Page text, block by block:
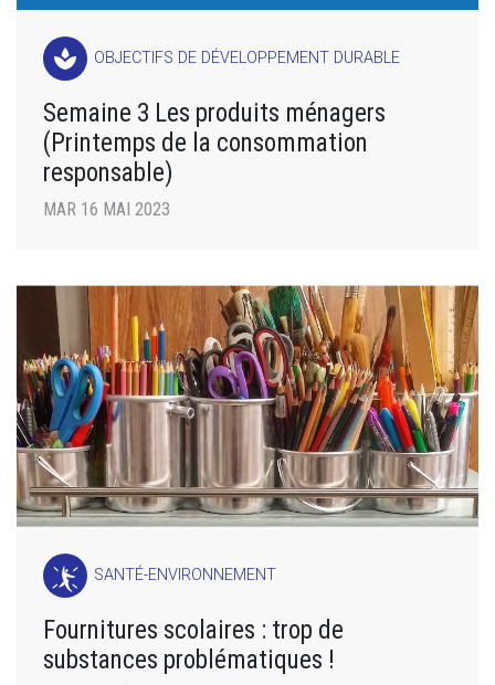
spa OBJECTIFS DE DÉVELOPPEMENT DURABLE
Semaine 3 Les produits ménagers
(Printemps de la consommation
responsable)
MAR 16 MAI 2023
SANTÉ-ENVIRONNEMENT
Fournitures scolaires : trop de
substances problématiques !